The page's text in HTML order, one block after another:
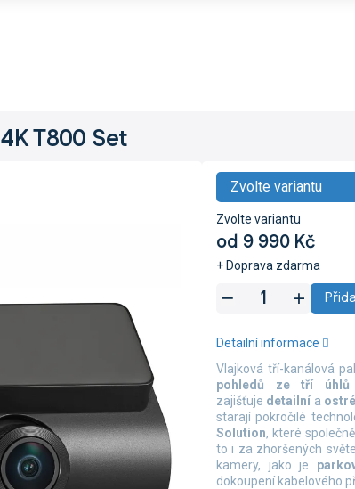
T800 Set
od 9 990 Kč
+ Doprava zdarma
Zvolte variantu
Vlajková tří-kanálová
pohledů ze tří
zajišťuje detailní a
starají pokročilé
Solution, které
to i za zhoršených
kamery, jako je
dokoupení kabelového
Detailní informace